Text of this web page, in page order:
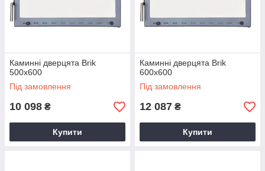
Каминні дверцята Brik
500x600
Під замовлення
10 098 ₴
Купити
Каминні дверцята Brik
600x600
Під замовлення
12 087 ₴
Купити